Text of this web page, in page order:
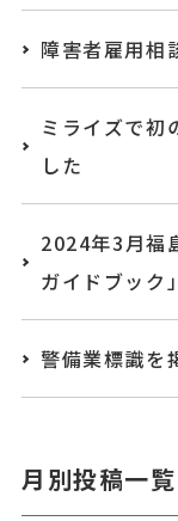
障害者雇用相
ミライズで初
した
2024年3月福
ガイドブック
警備業標識を
月別投稿一覧